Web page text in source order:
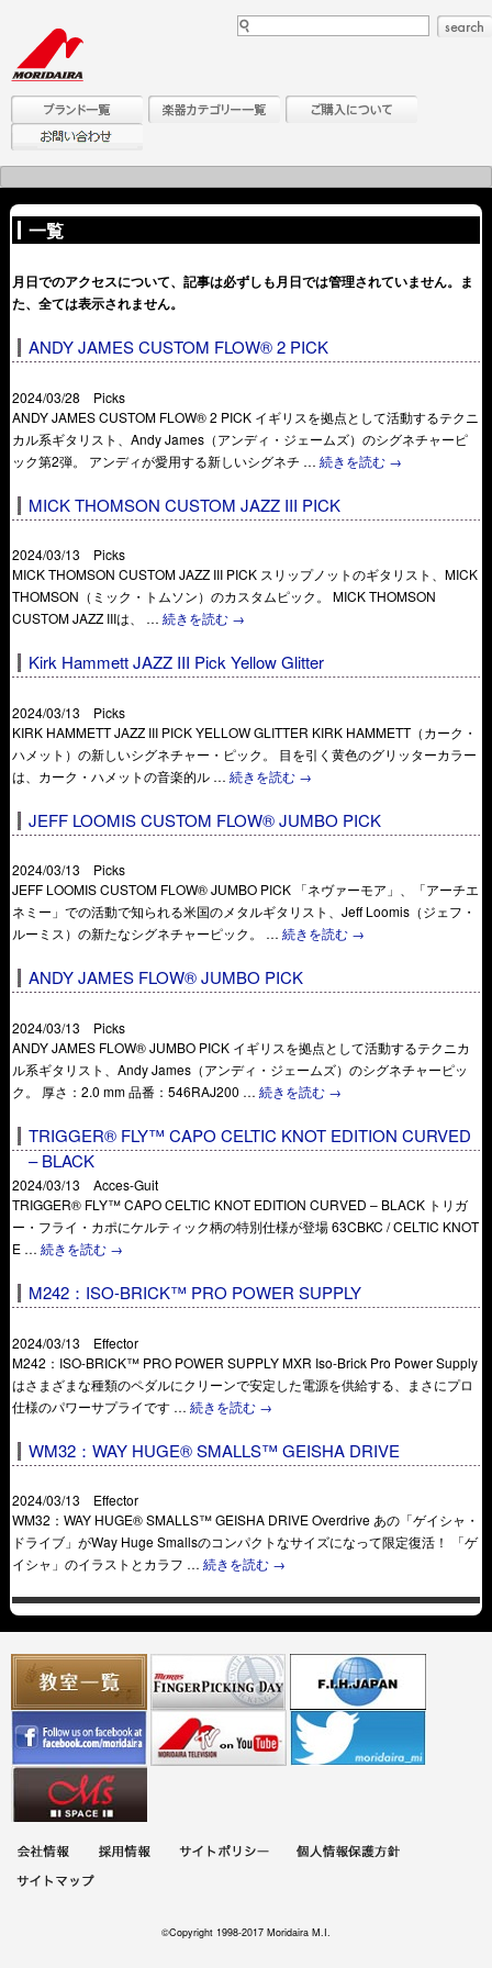
一覧
月日でのアクセスについて、記事は必ずしも月日では管理されていません。ま
た、全ては表示されません。
ANDY JAMES CUSTOM FLOW® 2 PICK
2024/03/28 Picks
ANDY JAMES CUSTOM FLOW® 2 PICK イギリスを拠点として活動するテクニ
カル系ギタリスト、Andy James（アンディ・ジェームズ）のシグネチャーピ
ック第2弾。 アンディが愛用する新しいシグネチ …続きを読む →
MICK THOMSON CUSTOM JAZZ III PICK
2024/03/13 Picks
MICK THOMSON CUSTOM JAZZ III PICK スリップノットのギタリスト、MICK
THOMSON（ミック・トムソン）のカスタムピック。 MICK THOMSON
CUSTOM JAZZ IIIは、 …続きを読む →
Kirk Hammett JAZZ III Pick Yellow Glitter
2024/03/13 Picks
KIRK HAMMETT JAZZ III PICK YELLOW GLITTER KIRK HAMMETT（カーク・
ハメット）の新しいシグネチャー・ピック。 目を引く黄色のグリッターカラー
は、カーク・ハメットの音楽的ル …続きを読む →
JEFF LOOMIS CUSTOM FLOW® JUMBO PICK
2024/03/13 Picks
JEFF LOOMIS CUSTOM FLOW® JUMBO PICK 「ネヴァーモア」、「アーチエ
ネミー」での活動で知られる米国のメタルギタリスト、Jeff Loomis（ジェフ・
ルーミス）の新たなシグネチャーピック。 …続きを読む →
ANDY JAMES FLOW® JUMBO PICK
2024/03/13 Picks
ANDY JAMES FLOW® JUMBO PICK イギリスを拠点として活動するテクニカ
ル系ギタリスト、Andy James（アンディ・ジェームズ）のシグネチャーピッ
ク。 厚さ：2.0 mm 品番：546RAJ200 …続きを読む →
TRIGGER® FLY™ CAPO CELTIC KNOT EDITION CURVED
– BLACK
2024/03/13 Acces-Guit
TRIGGER® FLY™ CAPO CELTIC KNOT EDITION CURVED – BLACK トリガ
ー・フライ・カポにケルティック柄の特別仕様が登場 63CBKC / CELTIC KNOT
E …続きを読む →
M242：ISO-BRICK™ PRO POWER SUPPLY
2024/03/13 Effector
M242：ISO-BRICK™ PRO POWER SUPPLY MXR Iso-Brick Pro Power Supply
はさまざまな種類のペダルにクリーンで安定した電源を供給する、まさにプロ
仕様のパワーサプライです …続きを読む →
WM32：WAY HUGE® SMALLS™ GEISHA DRIVE
2024/03/13 Effector
WM32：WAY HUGE® SMALLS™ GEISHA DRIVE Overdrive あの「ゲイシャ・
ドライブ」がWay Huge Smallsのコンパクトなサイズになって限定復活！ 「ゲ
イシャ」のイラストとカラフ …続きを読む →
©Copyright 1998-2017 Moridaira M.I.